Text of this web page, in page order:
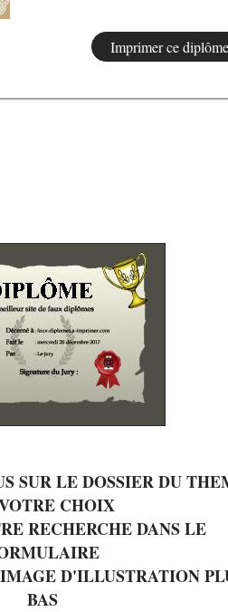
SUR LE DOSSIER DU
CHOIX
RECHERCHE DANS LE
D'ILLUSTRATION
BAS